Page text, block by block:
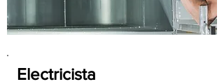
Electricista